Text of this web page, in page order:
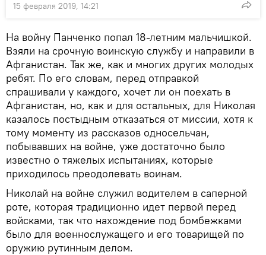
15 февраля 2019, 14:21
На войну Панченко попал 18-летним мальчишкой.
Взяли на срочную воинскую службу и направили в
Афганистан. Так же, как и многих других молодых
ребят. По его словам, перед отправкой
спрашивали у каждого, хочет ли он поехать в
Афганистан, но, как и для остальных, для Николая
казалось постыдным отказаться от миссии, хотя к
тому моменту из рассказов односельчан,
побывавших на войне, уже достаточно было
известно о тяжелых испытаниях, которые
приходилось преодолевать воинам.
Николай на войне служил водителем в саперной
роте, которая традиционно идет первой перед
войсками, так что нахождение под бомбежками
было для военнослужащего и его товарищей по
оружию рутинным делом.